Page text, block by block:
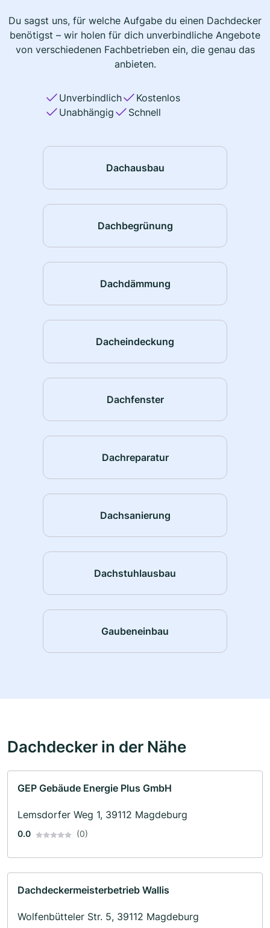
Du sagst uns, für welche Aufgabe du einen Dachdecker
benötigst – wir holen für dich unverbindliche Angebote
von verschiedenen Fachbetrieben ein, die genau das
anbieten.
Unverbindlich
Kostenlos
Unabhängig
Schnell
Dachausbau
Dachbegrünung
Dachdämmung
Dacheindeckung
Dachfenster
Dachreparatur
Dachsanierung
Dachstuhlausbau
Gaubeneinbau
Dachdecker in der Nähe
GEP Gebäude Energie Plus GmbH
Lemsdorfer Weg 1, 39112 Magdeburg
0.0 (0)
Dachdeckermeisterbetrieb Wallis
Wolfenbütteler Str. 5, 39112 Magdeburg